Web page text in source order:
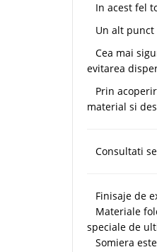
In acest fel
Un alt punct
Cea mai
evitarea
Prin
material si
Consultati
Finisaje de
Materiale
speciale de
Somiera